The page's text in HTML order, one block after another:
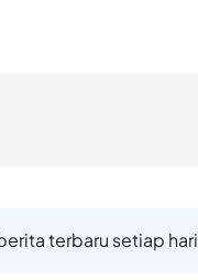
terbaru setiap hari